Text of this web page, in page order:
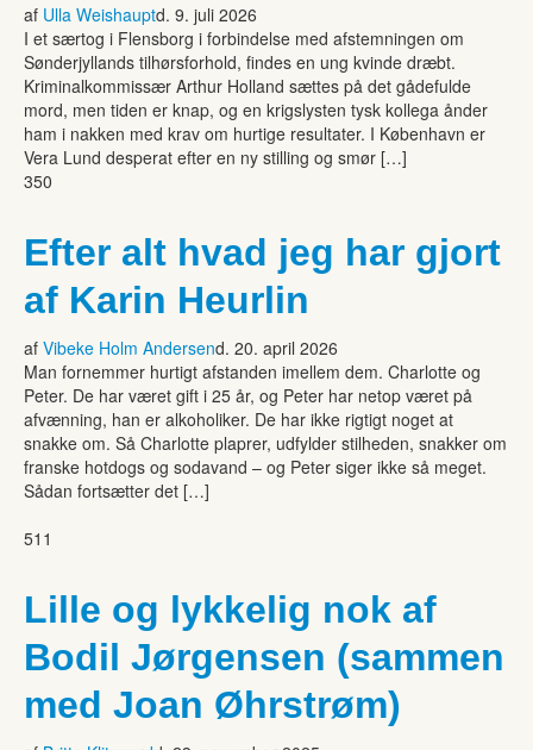
af Ulla Weishauptd. 9. juli 2026
I et særtog i Flensborg i forbindelse med afstemningen om
Sønderjyllands tilhørsforhold, findes en ung kvinde dræbt.
Kriminalkommissær Arthur Holland sættes på det gådefulde
mord, men tiden er knap, og en krigslysten tysk kollega ånder
ham i nakken med krav om hurtige resultater. I København er
Vera Lund desperat efter en ny stilling og smør […]
350
Efter alt hvad jeg har gjort
af Karin Heurlin
af Vibeke Holm Andersend. 20. april 2026
Man fornemmer hurtigt afstanden imellem dem. Charlotte og
Peter. De har været gift i 25 år, og Peter har netop været på
afvænning, han er alkoholiker. De har ikke rigtigt noget at
snakke om. Så Charlotte plaprer, udfylder stilheden, snakker om
franske hotdogs og sodavand – og Peter siger ikke så meget.
Sådan fortsætter det […]
511
Lille og lykkelig nok af
Bodil Jørgensen (sammen
med Joan Øhrstrøm)